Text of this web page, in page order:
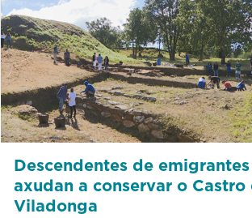
Descendentes de
axudan a conservar o Castro
Viladonga